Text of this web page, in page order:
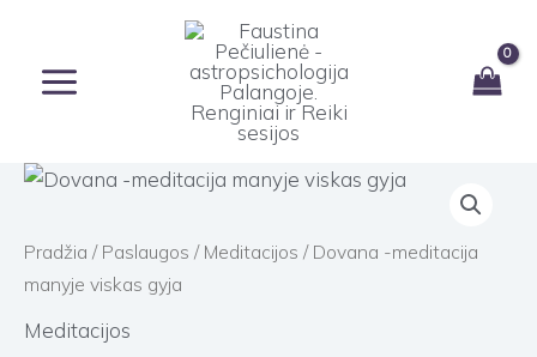
turinio
Pradžia / Paslaugos / Meditacijos / Dovana -meditacija
manyje viskas gyja
Meditacijos
produkto
Dovana
manyje